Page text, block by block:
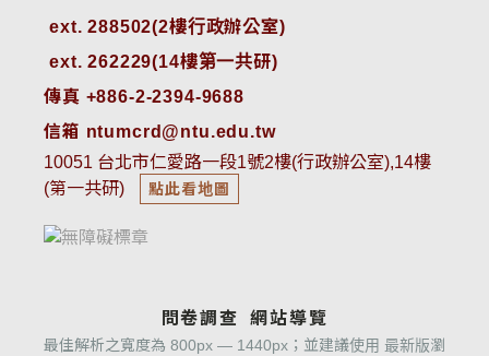
ext. 288502(2樓行政辦公室)
ext. 262229(14樓第一共研)
傳真 +886-2-2394-9688
信箱 ntumcrd@ntu.edu.tw
10051 台北市仁愛路一段1號2樓(行政辦公室),14樓
(第一共研)
點此看地圖
問卷調查 網站導覽
最佳解析之寬度為 800px — 1440px；並建議使用 最新版瀏